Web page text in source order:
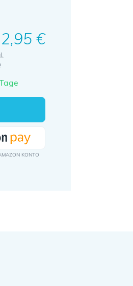
Regulärer Preis:
€